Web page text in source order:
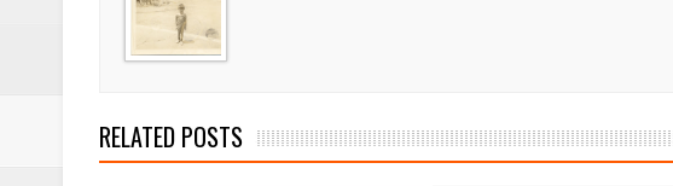
Ξεκινούν οι αιτήσεις συμμετοχής στο
ανθεκτικότητας έναντι των επιπτώσεων της
RELATED POSTS